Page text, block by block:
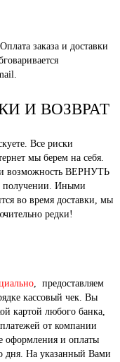
заказа и доставки
И ВОЗВРАТ
Все риски
мы берем на себя.
возможность ВЕРНУТЬ
получении. Иными
во время доставки, мы
редки!
, предоставляем
кассовый чек. Вы
картой любого банка,
от компании
оформления и оплаты
дня. На указанный Вами